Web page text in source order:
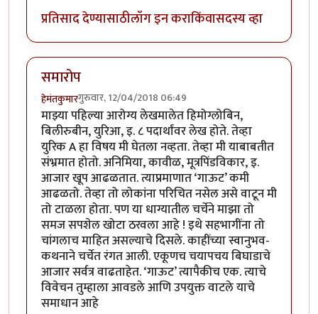
प्रतिसाद देण्यासाठीलॉग इन कराकिंवासदस्य व्हा
समारोप
हेमंतकुमारगुरुवार, 12/04/2018 06:49
माझ्या पहिल्या आरोग्य लेखमालेत हिमोग्लोबिन,
बिलीरुबीन, युरिआ, इ. ८ पदार्थांवर लेख होते. तेव्हा
युरिक A हा विषय मी घेतला नव्हता. तेव्हा मी याबाबतीत
संभ्रमात होतो. अनिमिया, कावीळ, मूत्रपिंडविकार, इ.
आजार खूप आढळतात. त्याप्रमाणात ‘गाऊट’ कमी
आढळतो. तेव्हा तो लोकांना परिचित नसेल असे वाटून मी
तो टाळला होता. पण या धाग्यातील चर्चेने माझा तो
समज सपशेल खोटा ठरवला आहे ! इथे सहभागींना तो
चांगलाच माहित असल्याचे दिसले. काहींच्या स्वानुभव-
कथनाने चर्चेत रंगत आली. एकूणच चयापचय बिघाडाचे
आजार सर्वत्र वाढताहेत. ‘गाऊट’ त्यापैकीच एक. त्याचे
विवेचन तुम्हाला आवडले आणि उपयुक्त वाटले याचे
समाधान आहे